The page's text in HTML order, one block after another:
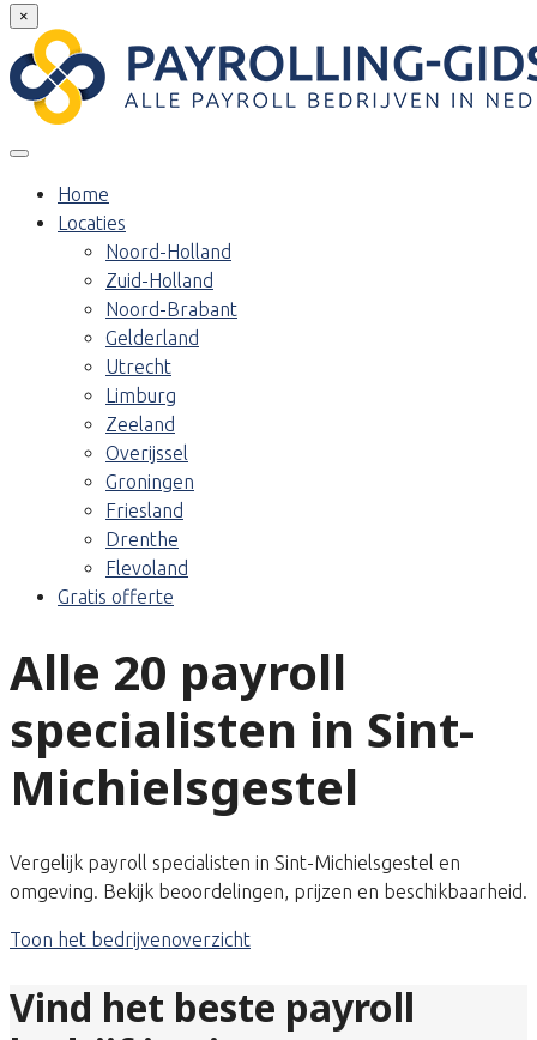
×
Home
Locaties
Noord-Holland
Zuid-Holland
Noord-Brabant
Gelderland
Utrecht
Limburg
Zeeland
Overijssel
Groningen
Friesland
Drenthe
Flevoland
Gratis offerte
Alle 20 payroll
specialisten in Sint-
Michielsgestel
Vergelijk payroll specialisten in Sint-Michielsgestel en
omgeving. Bekijk beoordelingen, prijzen en beschikbaarheid.
Toon het bedrijvenoverzicht
Vind het beste payroll